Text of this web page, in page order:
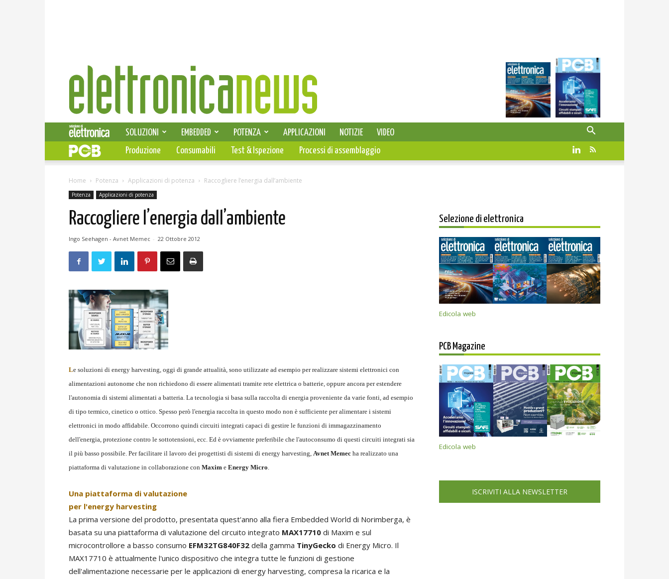
Elettronica
News
SELEZIONE DI ELETTRONICA
SOLUZIONI EMBEDDED POTENZA APPLICAZIONI NOTIZIE
VIDEO
PCB
Produzione Consumabili Test & Ispezione Processi di assemblaggio
Home Potenza Applicazioni di potenza Raccogliere l’energia dall’ambiente
Potenza Applicazioni di potenza
Raccogliere l’energia dall’ambiente
Ingo Seehagen - Avnet Memec - 22 Ottobre 2012
Le soluzioni di energy harvesting, oggi di grande attualità, sono utilizzate ad esempio per realizzare sistemi elettronici con
alimentazioni autonome che non richiedono di essere alimentati tramite rete elettrica o batterie, oppure ancora per estendere
l'autonomia di sistemi alimentati a batteria. La tecnologia si basa sulla raccolta di energia proveniente da varie fonti, ad esempio
di tipo termico, cinetico o ottico. Spesso però l'energia raccolta in questo modo non è sufficiente per alimentare i sistemi
elettronici in modo affidabile. Occorrono quindi circuiti integrati capaci di gestire le funzioni di immagazzinamento
dell'energia, protezione contro le sottotensioni, ecc. Ed è ovviamente preferibile che l'autoconsumo di questi circuiti integrati sia
il più basso possibile. Per facilitare il lavoro dei progettisti di sistemi di energy harvesting, Avnet Memec ha realizzato una
piattaforma di valutazione in collaborazione con Maxim e Energy Micro.
Una piattaforma di valutazione
per l'energy harvesting
La prima versione del prodotto, presentata quest'anno alla fiera Embedded World di Norimberga, è
basata su una piattaforma di valutazione del circuito integrato MAX17710 di Maxim e sul
microcontrollore a basso consumo EFM32TG840F32 della gamma TinyGecko di Energy Micro. Il
MAX17710 è attualmente l'unico dispositivo che integra tutte le funzioni di gestione
dell'alimentazione necessarie per le applicazioni di energy harvesting, compresa la ricarica e la
Selezione di elettronica
Edicola web
PCB Magazine
Edicola web
ISCRIVITI ALLA NEWSLETTER